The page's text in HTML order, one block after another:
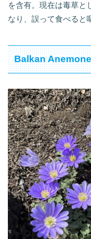
を含有。現在は毒草と
なり、誤って食べると
Balkan